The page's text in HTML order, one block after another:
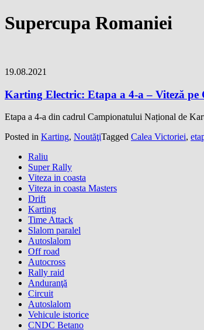
Supercupa Romaniei
19.08.2021
Karting Electric: Etapa a 4-a – Viteză pe
Etapa a 4-a din cadrul Campionatului Național de
Posted in Karting, NoutăţiTagged Calea Victoriei,
Raliu
Super Rally
Viteza in coasta
Viteza in coasta Masters
Drift
Karting
Time Attack
Slalom paralel
Autoslalom
Off road
Autocross
Rally raid
Anduranţă
Circuit
Autoslalom
Vehicule istorice
CNDC Betano